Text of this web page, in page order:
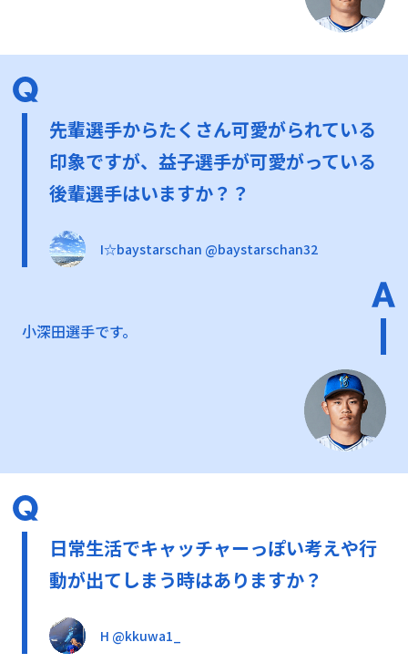
先輩選手からたくさん可愛がられている
印象ですが、益子選手が可愛がっている
後輩選手はいますか？？
I☆baystarschan @baystarschan32
小深田選手です。
日常生活でキャッチャーっぽい考えや行
動が出てしまう時はありますか？
H @kkuwa1_